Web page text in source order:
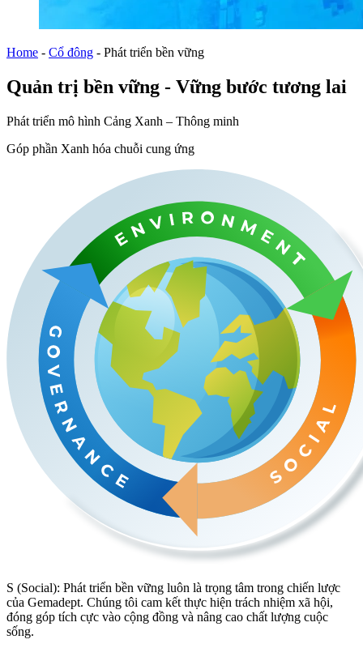
Home - Cổ đông - Phát triển bền vững
Quản trị bền vững - Vững bước tương lai
Phát triển mô hình Cảng Xanh – Thông minh
Góp phần Xanh hóa chuỗi cung ứng
S (Social): Phát triển bền vững luôn là trọng tâm trong chiến lược
của Gemadept. Chúng tôi cam kết thực hiện trách nhiệm xã hội,
đóng góp tích cực vào cộng đồng và nâng cao chất lượng cuộc
sống.